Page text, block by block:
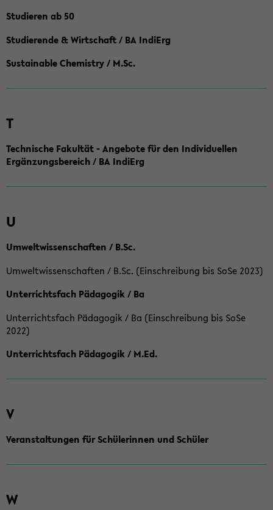
Studieren ab 50
Studierende & Wirtschaft / BA IndiErg
Sustainable Chemistry / M.Sc.
T
Technische Fakultät - Angebote für den Individuellen
Ergänzungsbereich / BA IndiErg
U
Umweltwissenschaften / B.Sc.
Umweltwissenschaften / B.Sc. (Einschreibung bis SoSe 2023)
Unterrichtsfach Pädagogik / Ba
Unterrichtsfach Pädagogik / Ba (Einschreibung bis SoSe
2022)
Unterrichtsfach Pädagogik / M.Ed.
V
Veranstaltungen für Schülerinnen und Schüler
W